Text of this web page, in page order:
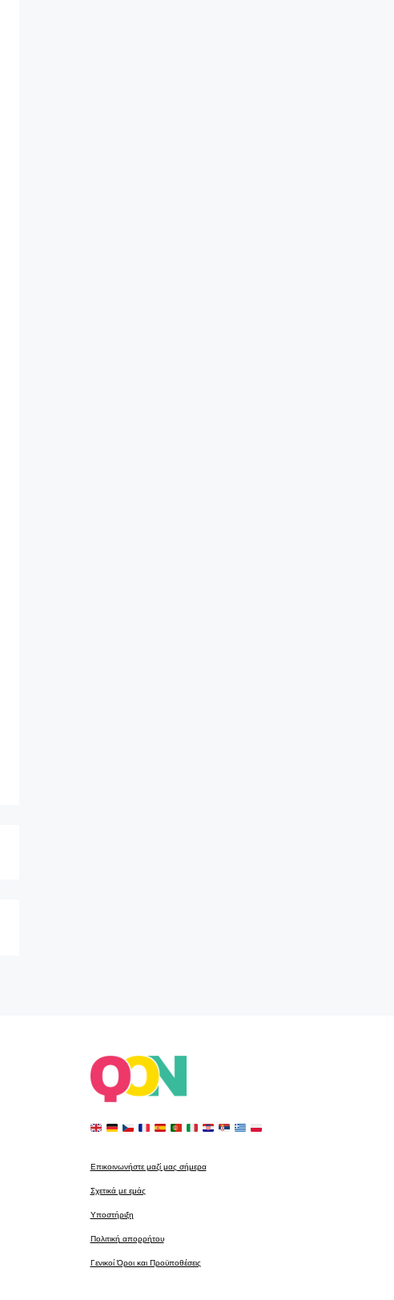
Επικοινωνήστε μαζί μας σήμερα
Σχετικά με εμάς
Υποστήριξη
Πολιτική απορρήτου
Γενικοί Όροι και Προϋποθέσεις